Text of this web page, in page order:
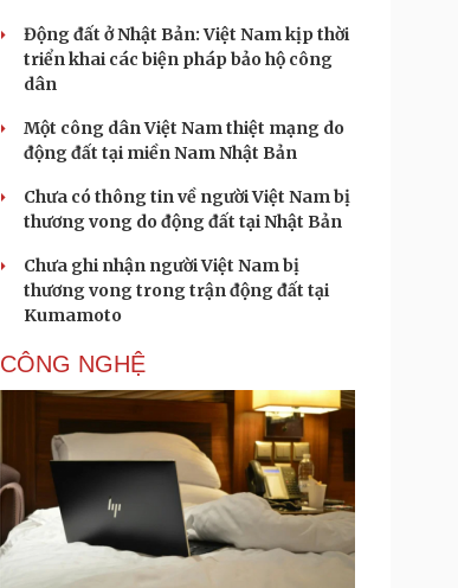
Động đất ở Nhật Bản: Việt Nam kịp thời
triển khai các biện pháp bảo hộ công
dân
Một công dân Việt Nam thiệt mạng do
động đất tại miền Nam Nhật Bản
Chưa có thông tin về người Việt Nam bị
thương vong do động đất tại Nhật Bản
Chưa ghi nhận người Việt Nam bị
thương vong trong trận động đất tại
Kumamoto
CÔNG NGHỆ